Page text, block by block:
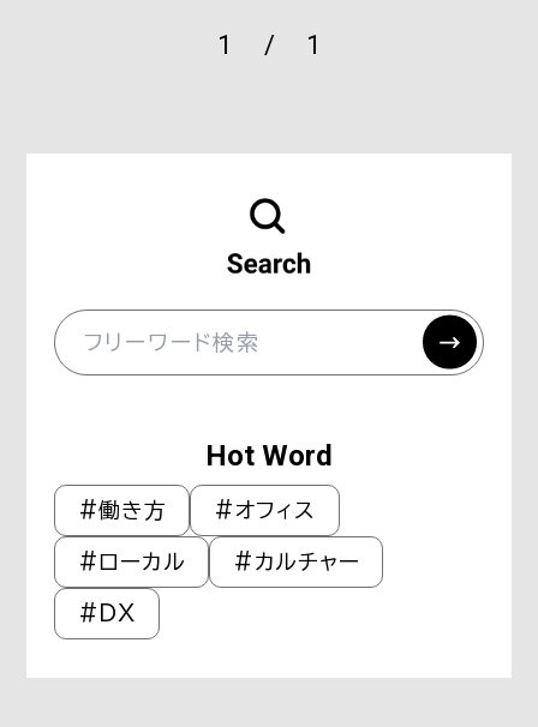
1 / 1
Hot Word
#働き方 #オフィス
#ローカル #カルチャー
#DX